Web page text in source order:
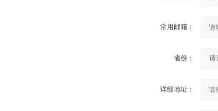
常用邮箱：
省份：
详细地址：